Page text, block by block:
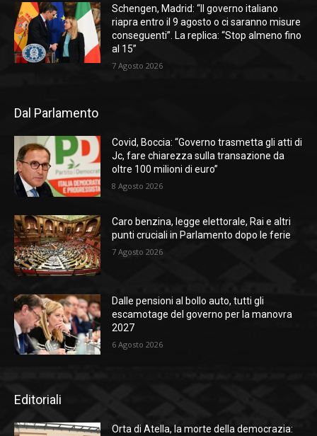
Schengen, Madrid: “Il governo italiano
riapra entro il 9 agosto o ci saranno misure
conseguenti”. La replica: “Stop almeno fino
al 15”
7 Agosto 2026
Dal Parlamento
Covid, Boccia: “Governo trasmetta gli atti di
Jc, fare chiarezza sulla transazione da
oltre 100 milioni di euro”
8 Agosto 2026
Caro benzina, legge elettorale, Rai e altri
punti cruciali in Parlamento dopo le ferie
7 Agosto 2026
Dalle pensioni al bollo auto, tutti gli
escamotage del governo per la manovra
2027
6 Agosto 2026
Editoriali
Orta di Atella, la morte della democrazia: